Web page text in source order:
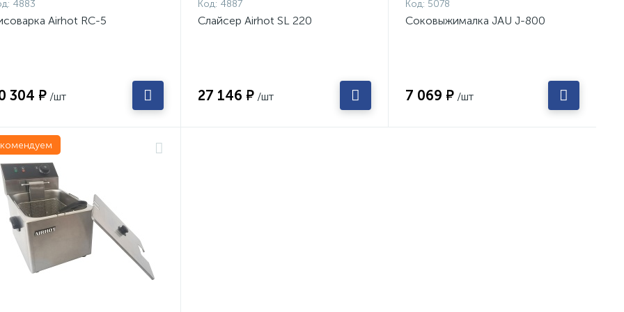
4883
Airhot RC-5
304 ₽ /шт
Код: 4887
Слайсер Airhot SL 220
27 146 ₽ /шт
Код: 5078
Соковыжималка JAU J-800
7 069 ₽ /шт